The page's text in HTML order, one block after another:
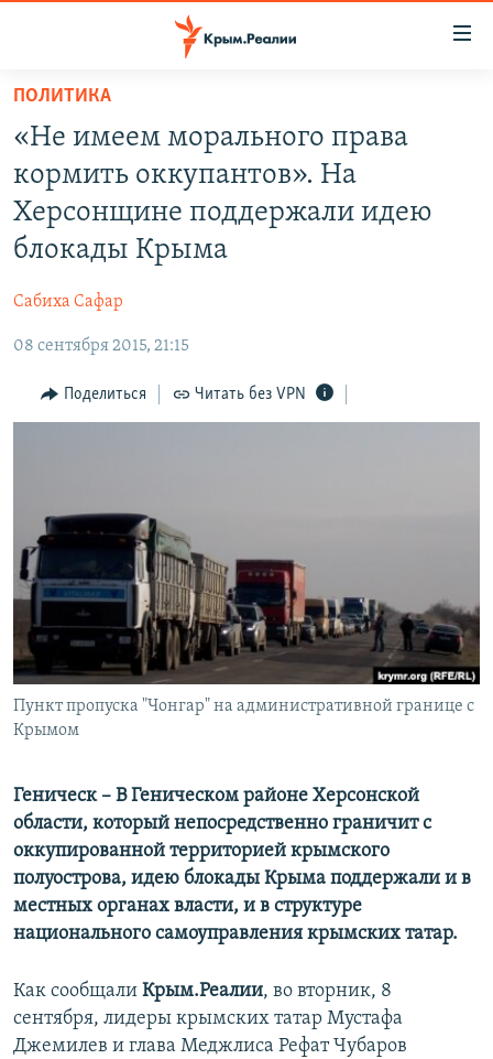
Вернуться
основному
содержанию
Вернутся
главной
Вернутся
КАРТА ВОЕННЫХ ОБЪЕКТОВ КРЫМА
ВОДА
ИСТОРИЯ
ИНТЕРАКТИВ
ИНФОГРАФИКА
ТЕЛЕПРОЕКТ КРЫМ.РЕАЛИИ
ПОБЕДИТЕЛЕЙ НЕ СУДЯТ?
КРЫМ.НЕПОКОРЕННЫЙ
ELIFBE
УКРАИНСКАЯ ПРОБЛЕМА КРЫМА
РАДІО СВОБОДА
КАК ОБОЙТИ БЛОКИРОВКУ
ПРИСОЕДИНЯЙТЕСЬ!
Все сайты RFE/RL
ПОЛИТИКА
«Не имеем морального права
кормить оккупантов». На
Херсонщине поддержали идею
блокады Крыма
Сабиха Сафар
08 сентября 2015, 21:15
Поделиться Читать без VPN
Пункт пропуска "Чонгар" на административной границе с
Крымом
Геническ – В Геническом районе Херсонской
области, который непосредственно граничит с
оккупированной территорией крымского
полуострова, идею блокады Крыма поддержали и в
местных органах власти, и в структуре
национального самоуправления крымских татар.
Как сообщали Крым.Реалии, во вторник, 8
сентября, лидеры крымских татар Мустафа
Джемилев и глава Меджлиса Рефат Чубаров